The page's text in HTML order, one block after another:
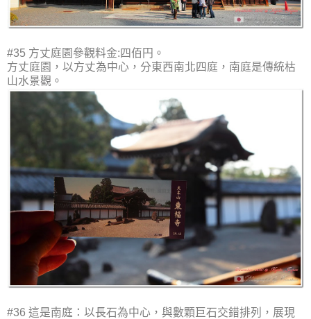
#35 方丈庭園參觀料金:四佰円。
方丈庭園，以方丈為中心，分東西南北四庭，南庭是傳統枯
山水景觀。
#36 這是南庭：以長石為中心，與數顆巨石交錯排列，展現